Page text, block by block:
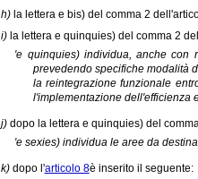
h) la lettera e bis) del comma 2
i) la lettera e quinquies) del comma 2
'e quinquies) individua, anche con
prevedendo specifiche modalità
la reintegrazione funzionale
l'implementazione dell'efficienza
j) dopo la lettera e quinquies) del
'e sexies) individua le aree da
k) dopo l'articolo 8è inserito il seguente: